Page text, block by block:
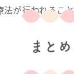
が行われること
まとめ